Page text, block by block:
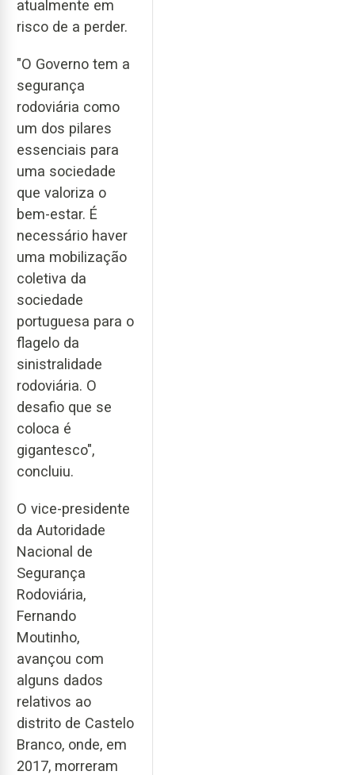
atualmente em
risco de a perder.
"O Governo tem a
segurança
rodoviária como
um dos pilares
essenciais para
uma sociedade
que valoriza o
bem-estar. É
necessário haver
uma mobilização
coletiva da
sociedade
portuguesa para o
flagelo da
sinistralidade
rodoviária. O
desafio que se
coloca é
gigantesco",
concluiu.
O vice-presidente
da Autoridade
Nacional de
Segurança
Rodoviária,
Fernando
Moutinho,
avançou com
alguns dados
relativos ao
distrito de Castelo
Branco, onde, em
2017, morreram